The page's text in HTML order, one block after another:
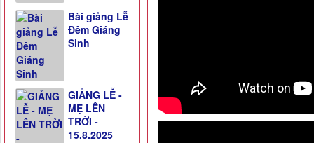
Bài giảng Lễ
Đêm Giáng
Sinh
GIẢNG LỄ -
MẸ LÊN
TRỜI -
15.8.2025